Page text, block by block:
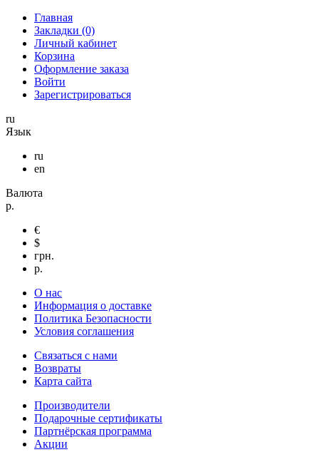
Главная
Закладки (0)
Личный кабинет
Корзина
Оформление заказа
Войти
Зарегистрироваться
ru
Язык
ru
en
Валюта
р.
€
$
грн.
р.
О нас
Информация о доставке
Политика Безопасности
Условия соглашения
Связаться с нами
Возвраты
Карта сайта
Производители
Подарочные сертификаты
Партнёрская программа
Акции